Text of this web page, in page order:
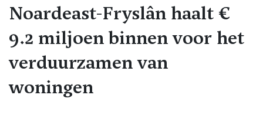
Noardeast-Fryslân haalt €
9.2 miljoen binnen voor het
verduurzamen van
woningen